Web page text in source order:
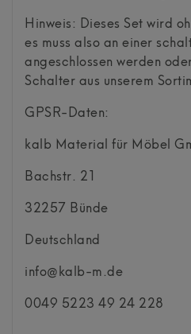
Hinweis: Dieses Set wird
es muss also an einer
angeschlossen werden
Schalter aus unserem
GPSR-Daten:
kalb Material für Möbel
Bachstr. 21
32257 Bünde
Deutschland
info@kalb-m.de
0049 5223 49 24 228